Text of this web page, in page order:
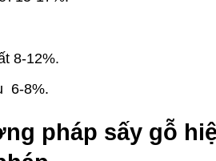
8-12%.
6-8%.
pháp sấy gỗ